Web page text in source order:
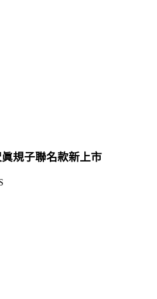
眞規子聯名款新上市